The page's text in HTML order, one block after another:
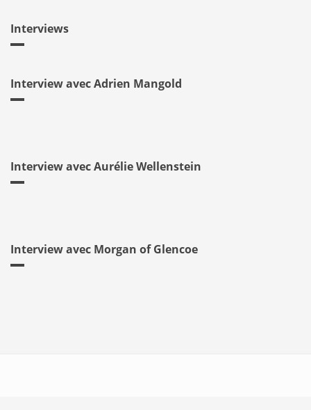
Interviews
Interview avec Adrien Mangold
Interview avec Aurélie Wellenstein
Interview avec Morgan of Glencoe